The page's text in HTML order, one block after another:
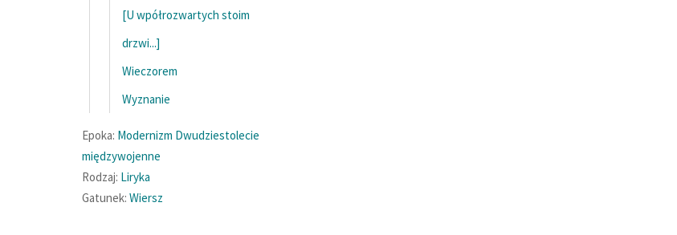
[U wpółrozwartych stoim
drzwi...]
Wieczorem
Wyznanie
Epoka: Modernizm Dwudziestolecie
międzywojenne
Rodzaj: Liryka
Gatunek: Wiersz